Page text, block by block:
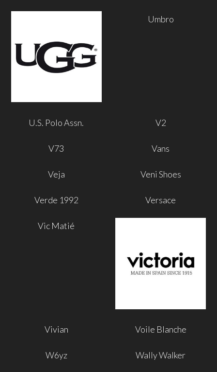
Umbro
U.S. Polo Assn. V2
V73 Vans
Veja Veni Shoes
Verde 1992 Versace
Vic Matié
Vivian Voile Blanche
W6yz Wally Walker